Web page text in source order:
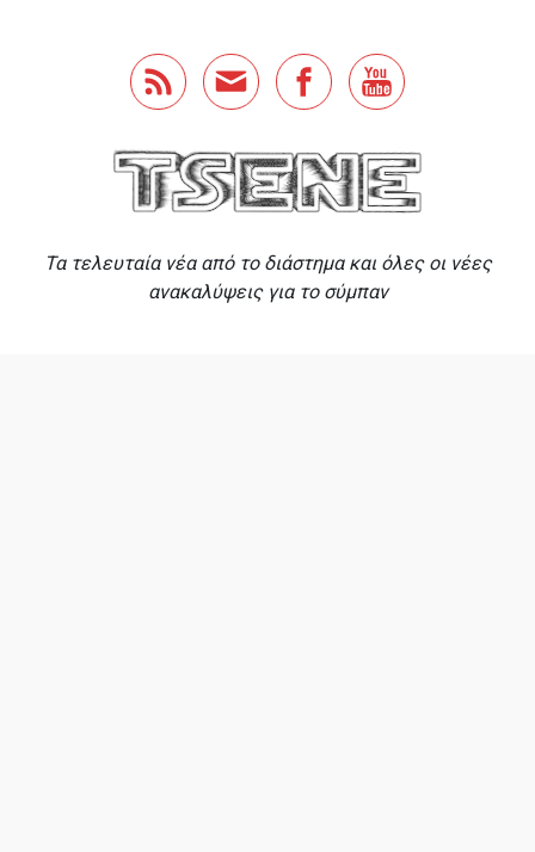
Τα τελευταία νέα από το διάστημα και όλες οι νέες
ανακαλύψεις για το σύμπαν